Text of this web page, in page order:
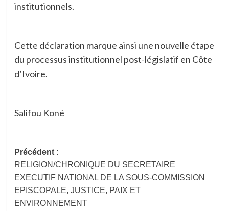
institutionnels.
Cette déclaration marque ainsi une nouvelle étape
du processus institutionnel post-législatif en Côte
d’Ivoire.
Salifou Koné
Navigation
d’article
Précédent :
RELIGION/CHRONIQUE DU SECRETAIRE
EXECUTIF NATIONAL DE LA SOUS-COMMISSION
EPISCOPALE, JUSTICE, PAIX ET
ENVIRONNEMENT